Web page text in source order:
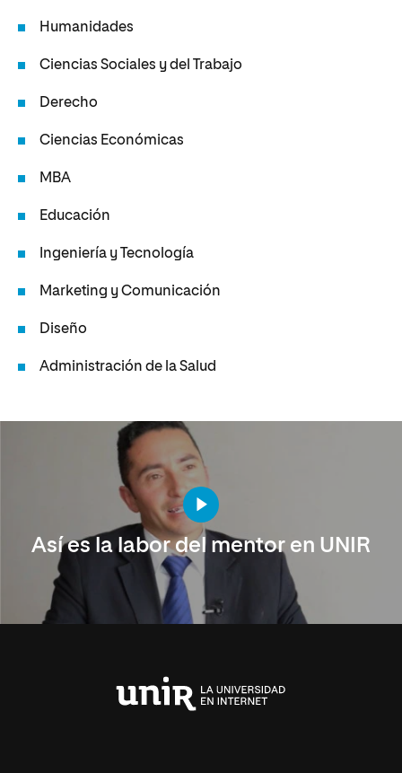
Humanidades
Ciencias Sociales y del Trabajo
Derecho
Ciencias Económicas
MBA
Educación
Ingeniería y Tecnología
Marketing y Comunicación
Diseño
Administración de la Salud
Así es la labor del mentor en UNIR